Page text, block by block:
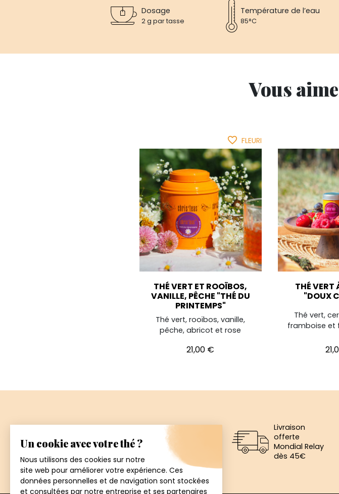
Dosage
2 g par tasse
Température de l’eau
85°C
Vous
favorite_border FLEURI
THÉ VERT ET ROOÏBOS,
VANILLE, PÊCHE "THÉ DU
PRINTEMPS"
Thé vert, rooïbos, vanille,
pêche, abricot et rose
Prix
21,00 €
THÉ VERT
"DOUX
Thé vert,
framboise et
Prix
Paiement
sécurisé
Livraison
offerte
Mondial Relay
dès 45€